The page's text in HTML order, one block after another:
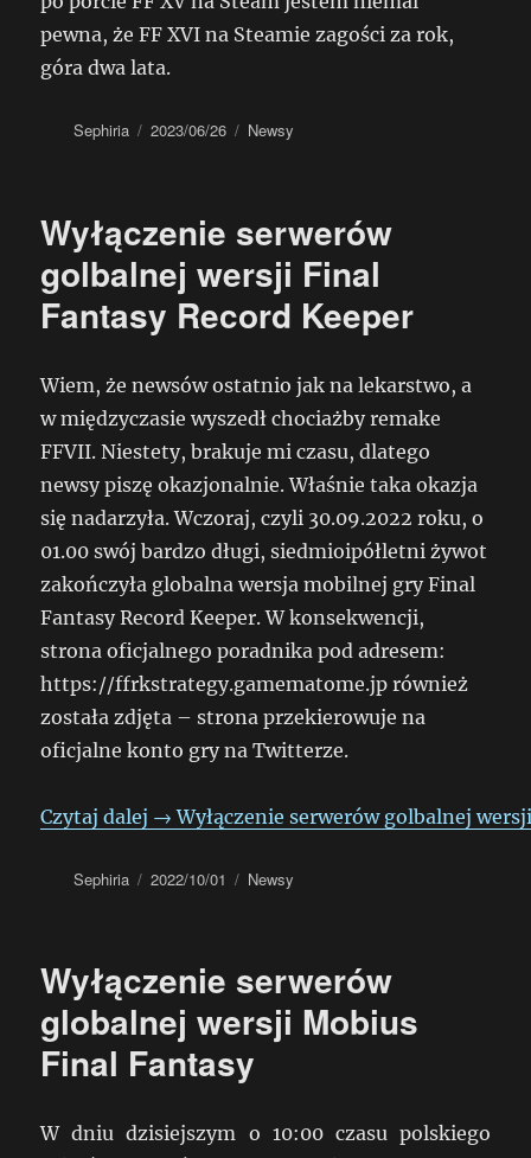
pewna, że FF XVI na Steamie zagości za rok,
góra dwa lata.
Autor
Sephiria
Data
2023/06/26 Kategorie
Newsy
Wyłączenie serwerów
golbalnej wersji Final
Fantasy Record Keeper
Wiem, że newsów ostatnio jak na lekarstwo, a
w międzyczasie wyszedł chociażby remake
FFVII. Niestety, brakuje mi czasu, dlatego
newsy piszę okazjonalnie. Właśnie taka okazja
się nadarzyła. Wczoraj, czyli 30.09.2022 roku, o
01.00 swój bardzo długi, siedmioipółletni żywot
zakończyła globalna wersja mobilnej gry Final
Fantasy Record Keeper. W konsekwencji,
strona oficjalnego poradnika pod adresem:
https://ffrkstrategy.gamematome.jp również
została zdjęta – strona przekierowuje na
oficjalne konto gry na Twitterze.
Czytaj dalej → Wyłączenie serwerów golbalnej
Autor
Sephiria
Data
2022/10/01 Kategorie
Newsy
Wyłączenie serwerów
globalnej wersji Mobius
Final Fantasy
W dniu dzisiejszym o 10:00 czasu polskiego